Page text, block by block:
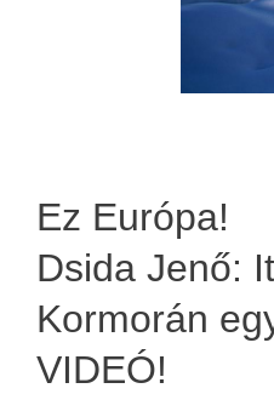
Ez Európa!
Dsida Jenő:
Kormorán
VIDEÓ!